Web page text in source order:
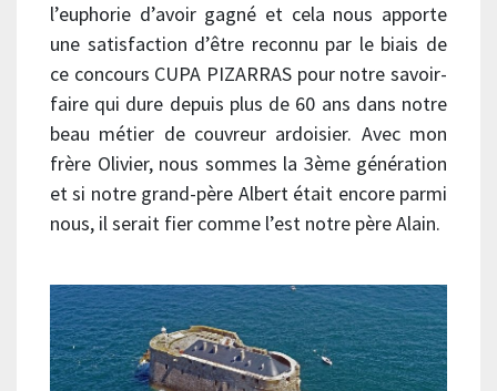
l’euphorie d’avoir gagné et cela nous apporte
une satisfaction d’être reconnu par le biais de
ce concours CUPA PIZARRAS pour notre savoir-
faire qui dure depuis plus de 60 ans dans notre
beau métier de couvreur ardoisier. Avec mon
frère Olivier, nous sommes la 3ème génération
et si notre grand-père Albert était encore parmi
nous, il serait fier comme l’est notre père Alain.